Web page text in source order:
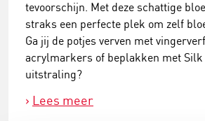
tevoorschijn. Met deze schattige
straks een perfecte plek om zelf
Ga jij de potjes verven met
acrylmarkers of beplakken met Silk
uitstraling?
Lees meer